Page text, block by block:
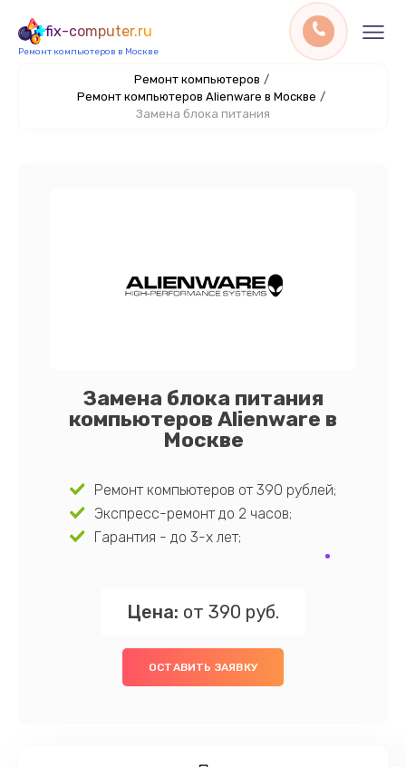
fix-computer.ru
Ремонт компьютеров в Москве
Ремонт компьютеров /
Ремонт компьютеров Alienware в Москве /
Замена блока питания
Замена блока питания
компьютеров Alienware в
Москве
Ремонт компьютеров от 390 рублей;
Экспресс-ремонт до 2 часов;
Гарантия - до 3-х лет;
Цена: от 390 руб.
ОСТАВИТЬ ЗАЯВКУ